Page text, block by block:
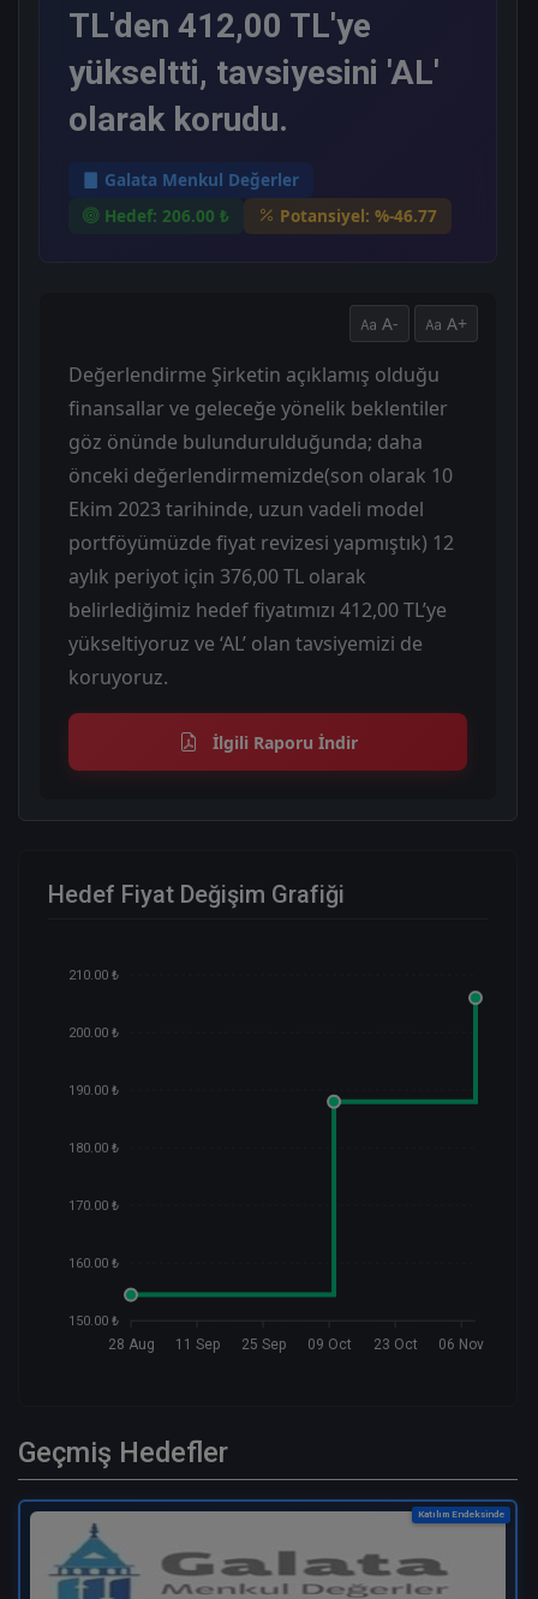
TL'den 412,00 TL'ye
yükseltti, tavsiyesini 'AL'
olarak korudu.
Galata Menkul Değerler
Hedef: 206.00 ₺
Potansiyel: %-46.77
A- A+
Değerlendirme Şirketin açıklamış olduğu
finansallar ve geleceğe yönelik beklentiler
göz önünde bulundurulduğunda; daha
önceki değerlendirmemizde(son olarak 10
Ekim 2023 tarihinde, uzun vadeli model
portföyümüzde fiyat revizesi yapmıştık) 12
aylık periyot için 376,00 TL olarak
belirlediğimiz hedef fiyatımızı 412,00 TL’ye
yükseltiyoruz ve ‘AL’ olan tavsiyemizi de
koruyoruz.
İlgili Raporu İndir
Hedef Fiyat Değişim Grafiği
210.00 ₺
200.00 ₺
190.00 ₺
180.00 ₺
170.00 ₺
160.00 ₺
150.00 ₺
28 Aug 11 Sep 25 Sep 09 Oct 23 Oct 06 Nov
Geçmiş Hedefler
Katılım Endeksinde